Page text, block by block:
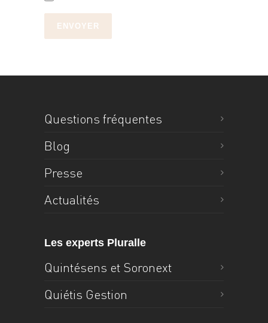
ENVOYER
Questions fréquentes
Blog
Presse
Actualités
Les experts Pluralle
Quintésens et Soronext
Quiétis Gestion